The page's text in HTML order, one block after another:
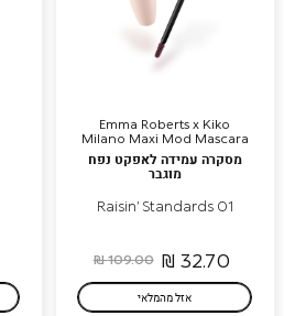
Emma Roberts x Kiko
Milano Maxi Mod Mascara
מסקרה עמידה לאפקט נפח
מוגבר
01 Raisin’ Standards
32.70 ₪
109.00 ₪
אזל מהמלאי